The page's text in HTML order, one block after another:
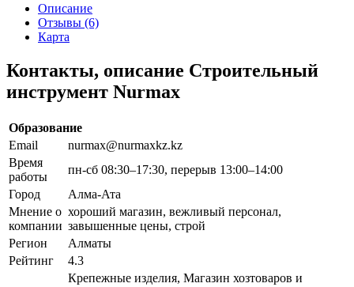
Описание
Отзывы (6)
Карта
Контакты, описание Строительный
инструмент Nurmax
Образование
Email
nurmax@nurmaxkz.kz
Время
работы
пн-сб 08:30–17:30, перерыв 13:00–14:00
Город
Алма-Ата
Мнение о
компании
хороший магазин, вежливый персонал,
завышенные цены, строй
Регион
Алматы
Рейтинг
4.3
Крепежные изделия, Магазин хозтоваров и